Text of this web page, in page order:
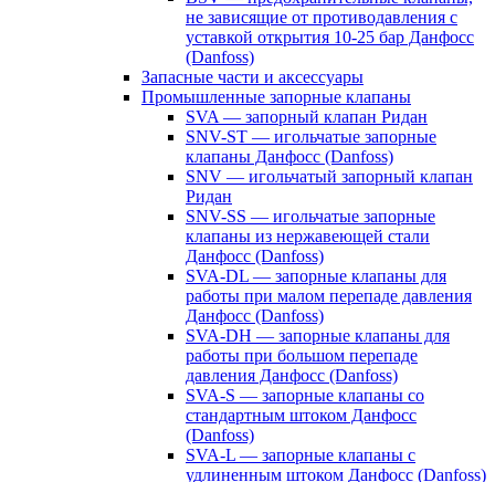
не зависящие от противодавления с
уставкой открытия 10-25 бар Данфосс
(Danfoss)
Запасные части и аксессуары
Промышленные запорные клапаны
SVA — запорный клапан Ридан
SNV-ST — игольчатые запорные
клапаны Данфосс (Danfoss)
SNV — игольчатый запорный клапан
Ридан
SNV-SS — игольчатые запорные
клапаны из нержавеющей стали
Данфосс (Danfoss)
SVA-DL — запорные клапаны для
работы при малом перепаде давления
Данфосс (Danfoss)
SVA-DH — запорные клапаны для
работы при большом перепаде
давления Данфосс (Danfoss)
SVA-S — запорные клапаны со
стандартным штоком Данфосс
(Danfoss)
SVA-L — запорные клапаны с
удлиненным штоком Данфосс (Danfoss)